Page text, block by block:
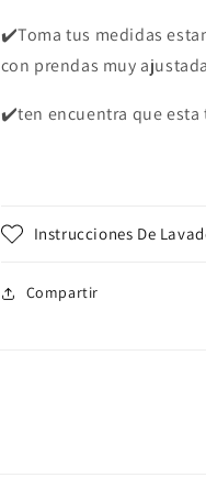
✔️Toma tus medidas
con prendas muy
✔️ten encuentra que esta
Instrucciones De
Compartir